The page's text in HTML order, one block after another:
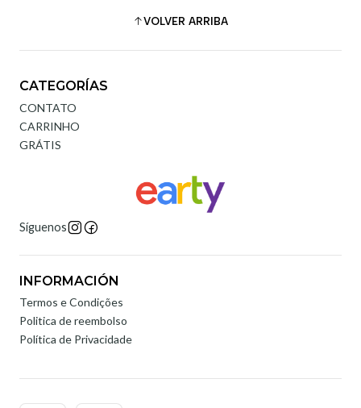
VOLVER ARRIBA
CATEGORÍAS
CONTATO
CARRINHO
GRÁTIS
Síguenos
INFORMACIÓN
Termos e Condições
Politica de reembolso
Política de Privacidade